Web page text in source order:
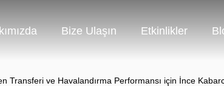
Bize Ulaşın Etkinlikler
Transferi ve Havalandırma Performansı için İnce